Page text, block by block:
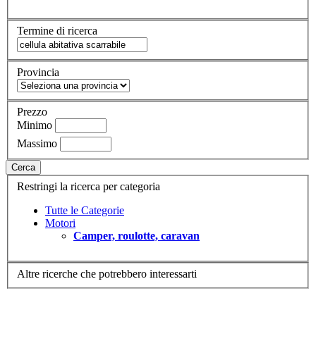
Termine di ricerca
Provincia
Prezzo
Minimo
Massimo
Cerca
Restringi la ricerca per categoria
Tutte le Categorie
Motori
Camper, roulotte, caravan
Altre ricerche che potrebbero interessarti